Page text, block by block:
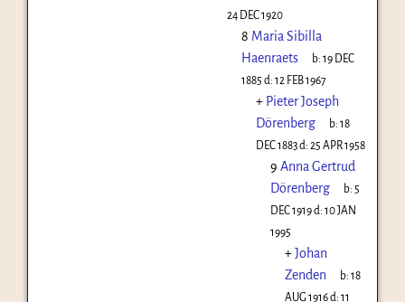
24 DEC 1920
8 Maria Sibilla
Haenraets
b:19 DEC
1885 d: 12 FEB 1967
+ Pieter Joseph
Dörenberg
b:18
DEC 1883d: 25 APR 1958
9 Anna Gertrud
Dörenberg
b: 5
DEC 1919d: 10 JAN
1995
+Johan
Zenden
b:18
AUG 1916d: 11